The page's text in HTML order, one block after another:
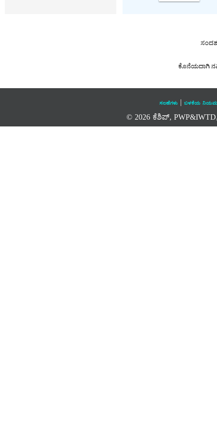
ಕೊನೆಯದಾಗಿ
ಸಲಹೆಗಳು | ಬಳಕೆಯ
© 2026 ಕೆಶಿಪ್,